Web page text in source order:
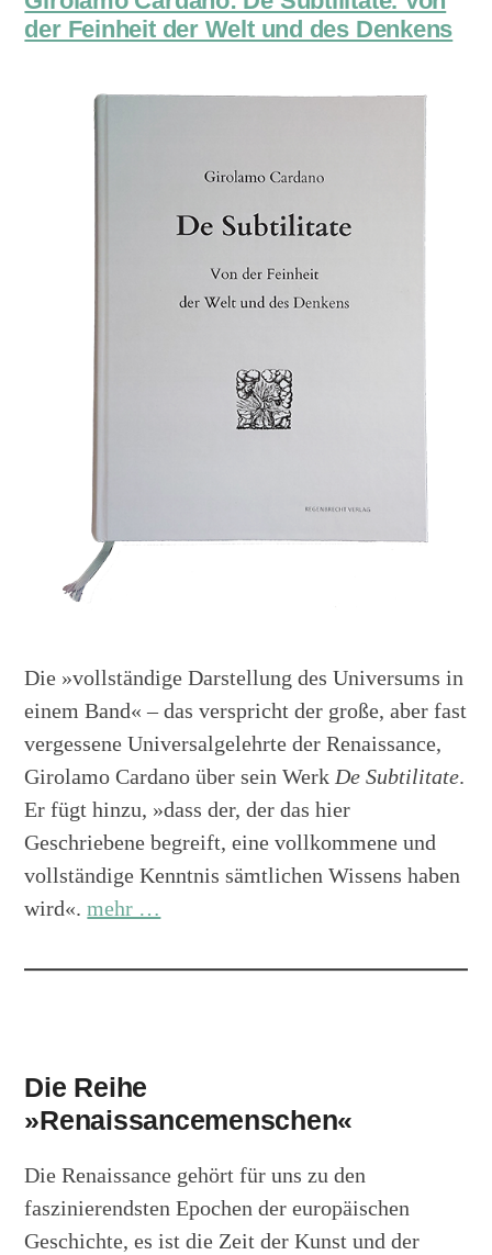
der Feinheit der Welt und des Denkens
Die »vollständige Darstellung des Universums in
einem Band« – das verspricht der große, aber fast
vergessene Universalgelehrte der Renaissance,
Girolamo Cardano über sein Werk De Subtilitate.
Er fügt hinzu, »dass der, der das hier
Geschriebene begreift, eine vollkommene und
vollständige Kenntnis sämtlichen Wissens haben
wird«.mehr …
Die Reihe
»Renaissancemenschen«
Die Renaissance gehört für uns zu den
faszinierendsten Epochen der europäischen
Geschichte, es ist die Zeit der Kunst und der